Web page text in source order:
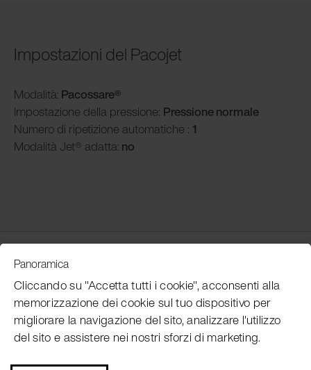
Impostazioni del Pacojet
Modalità: Pacossare®
Impostazione della pressione: Pressione normale
Numero di ripetizione automatiche : 1
Modalità Jet® adatta: no
Customer Service
Subscribe Pacojet Newsletter
Would you like to be regularly updated on news, event
Panoramica
Cliccando su "Accetta tutti i cookie", acconsenti alla
memorizzazione dei cookie sul tuo dispositivo per
migliorare la navigazione del sito, analizzare l'utilizzo
del sito e assistere nei nostri sforzi di marketing.